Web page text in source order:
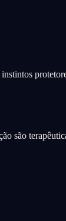
são